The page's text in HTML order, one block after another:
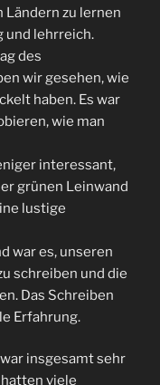
zu lernen
und lehrreich.
des
wir gesehen, wie
haben. Es war
wie man
interessant,
grünen Leinwand
lustige
war es, unseren
schreiben und die
Das Schreiben
Erfahrung.
insgesamt sehr
viele